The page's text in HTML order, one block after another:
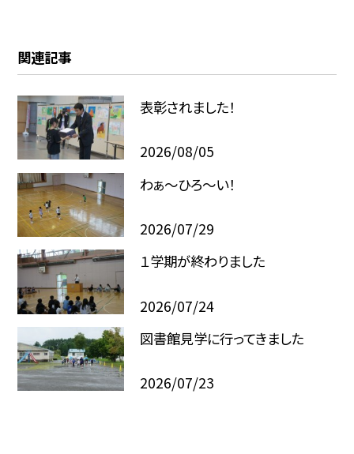
関連記事
表彰されました！
2026/08/05
わぁ～ひろ～い！
2026/07/29
１学期が終わりました
2026/07/24
図書館見学に行ってきました
2026/07/23